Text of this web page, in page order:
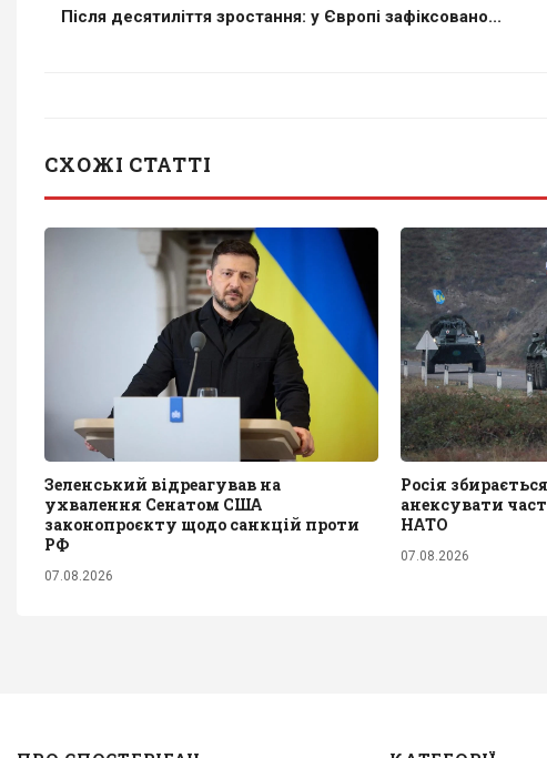
Після десятиліття зростання: у Європі зафіксовано...
СХОЖІ СТАТТІ
Зеленський відреагував на
ухвалення Сенатом США
законопроєкту щодо санкцій проти
РФ
07.08.2026
Росія
анексувати
НАТО
07.08.2026